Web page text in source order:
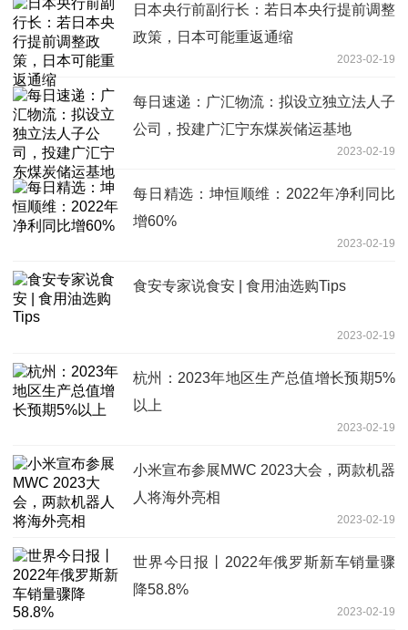
日本央行前副行长：若日本央行提前调整
政策，日本可能重返通缩
2023-02-19
每日速递：广汇物流：拟设立独立法人子
公司，投建广汇宁东煤炭储运基地
2023-02-19
每日精选：坤恒顺维：2022年净利同比
增60%
2023-02-19
食安专家说食安 | 食用油选购Tips
2023-02-19
杭州：2023年地区生产总值增长预期5%
以上
2023-02-19
小米宣布参展MWC 2023大会，两款机器
人将海外亮相
2023-02-19
世界今日报丨2022年俄罗斯新车销量骤
降58.8%
2023-02-19